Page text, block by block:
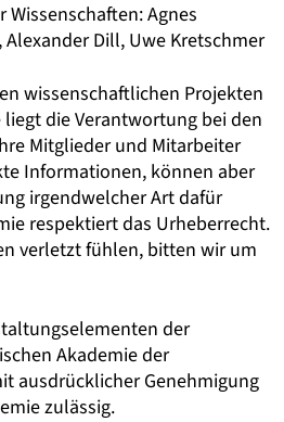
Wissenschaften: Agnes
Dill, Uwe Kretschmer
wissenschaftlichen Projekten
die Verantwortung bei den
Mitglieder und Mitarbeiter
Informationen, können aber
irgendwelcher Art dafür
respektiert das Urheberrecht.
verletzt fühlen, bitten wir um
der
Akademie der
ausdrücklicher Genehmigung
zulässig.